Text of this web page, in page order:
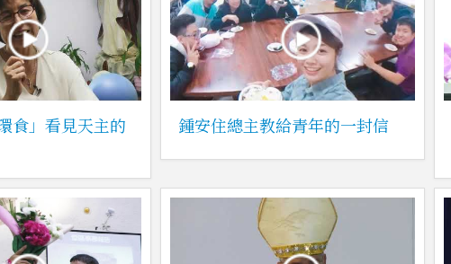
食」看見天主的 鍾安住總主教給青年的一封信